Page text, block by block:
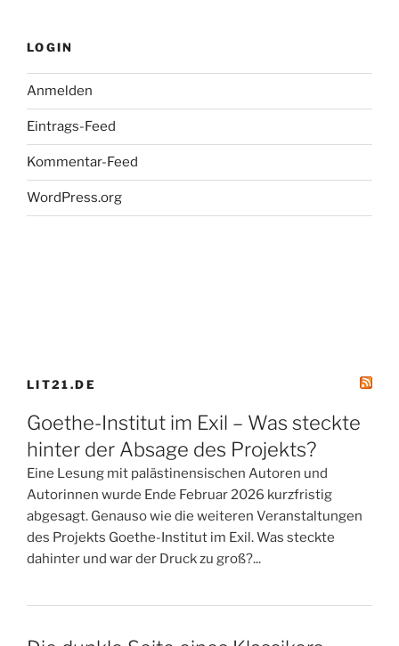
LOGIN
Anmelden
Eintrags-Feed
Kommentar-Feed
WordPress.org
LIT21.DE
Goethe-Institut im Exil – Was steckte
hinter der Absage des Projekts?
Eine Lesung mit palästinensischen Autoren und
Autorinnen wurde Ende Februar 2026 kurzfristig
abgesagt. Genauso wie die weiteren Veranstaltungen
des Projekts Goethe-Institut im Exil. Was steckte
dahinter und war der Druck zu groß?...